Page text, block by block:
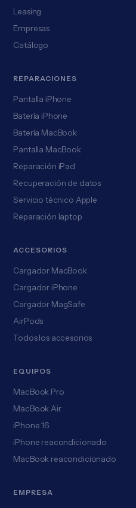
Leasing
Empresas
Catálogo
REPARACIONES
Pantalla iPhone
Batería iPhone
Batería MacBook
Pantalla MacBook
Reparación iPad
Recuperación de datos
Servicio técnico Apple
Reparación laptop
ACCESORIOS
Cargador MacBook
Cargador iPhone
Cargador MagSafe
AirPods
Todos los accesorios
EQUIPOS
MacBook Pro
MacBook Air
iPhone 16
iPhone reacondicionado
MacBook reacondicionado
EMPRESA